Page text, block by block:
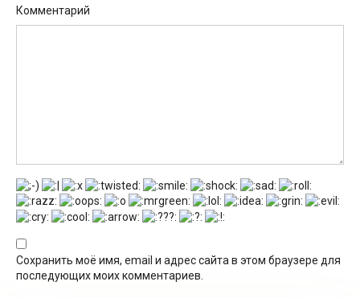
Комментарий
Сохранить моё имя, email и адрес сайта в этом браузере для
последующих моих комментариев.